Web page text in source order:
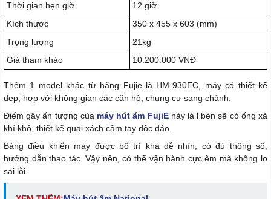
Thời gian hẹn giờ
12 giờ
Kích thước
350 x 455 x 603 (mm)
Trọng lượng
21kg
Giá tham khảo
10.200.000 VNĐ
Thêm 1 model khác từ hãng Fujie là HM-930EC, máy có thiết kế
đẹp, hợp với không gian các căn hộ, chung cư sang chảnh.
Điểm gây ấn tượng của máy hút ẩm FujiEnày là l bên sẽ có ống xả
khí khô, thiết kế quai xách cầm tay độc đáo.
Bảng điều khiển máy được bố trí khá dễ nhìn, có đủ thông số,
hướng dẫn thao tác. Vậy nên, có thể vận hành cực êm mà không lo
sai lỗi.